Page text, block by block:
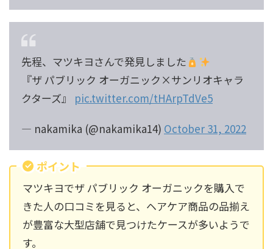
先程、マツキヨさんで発見しました
『ザ パブリック オーガニック×サンリオキャラ
クターズ』 pic.twitter.com/tHArpTdVe5
— nakamika (@nakamika14) October 31, 2022
ポイント
マツキヨでザ パブリック オーガニックを購入で
きた人の口コミを見ると、ヘアケア商品の品揃え
が豊富な大型店舗で見つけたケースが多いようで
す。